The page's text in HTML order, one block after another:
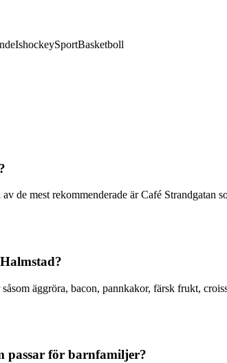
IshockeySportBasketboll
de mest rekommenderade är Café Strandgatan
äggröra, bacon, pannkakor, färsk frukt,
passar för barnfamiljer?